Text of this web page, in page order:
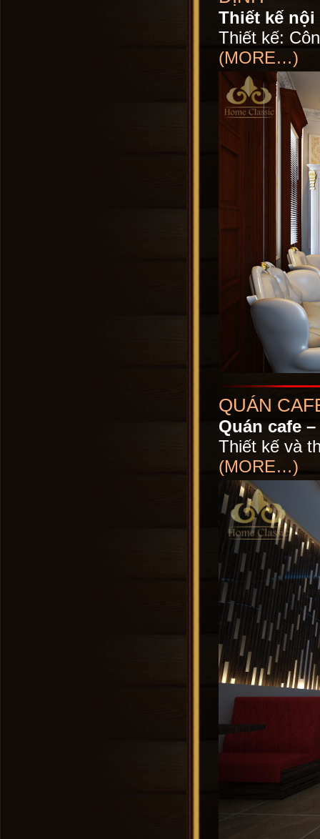
Thiết kế
Thiết kế:
(MORE…)
QUÁN
Quán cafe
Thiết kế và
(MORE…)